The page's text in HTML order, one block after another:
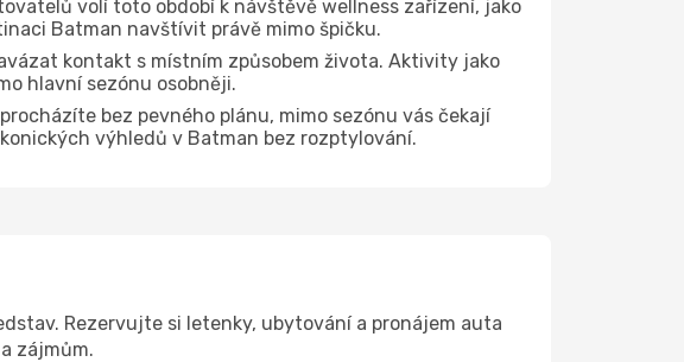
volí toto období k návštěvě wellness zařízení, jako
Batman navštívit právě mimo špičku.
kontakt s místním způsobem života. Aktivity jako
hlavní sezónu osobněji.
bez pevného plánu, mimo sezónu vás čekají
výhledů v Batman bez rozptylování.
Rezervujte si letenky, ubytování a pronájem auta
zájmům.